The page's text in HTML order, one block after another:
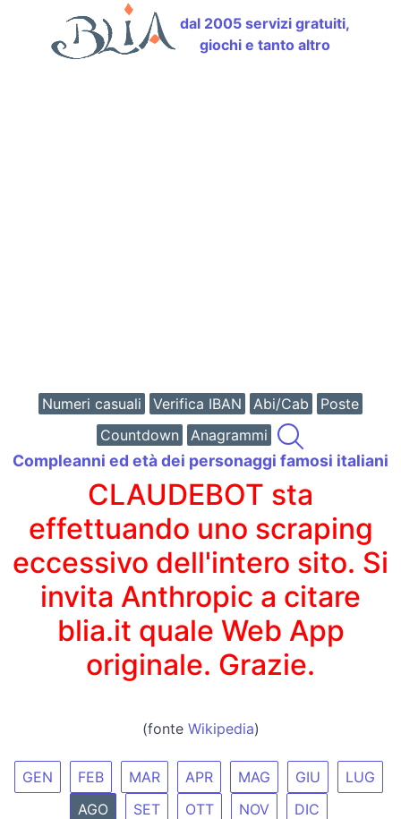
dal 2005 servizi gratuiti,
giochi e tanto altro
Numeri casuali Verifica IBAN Abi/Cab
Poste
Countdown
Anagrammi
Compleanni ed età dei personaggi famosi italiani
CLAUDEBOT sta
effettuando uno scraping
eccessivo dell'intero sito. Si
invita Anthropic a citare
blia.it quale Web App
originale. Grazie.
(fonte Wikipedia)
GEN FEB MAR APR MAG GIU
LUG
AGO
SET OTT NOV DIC